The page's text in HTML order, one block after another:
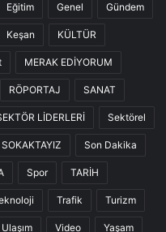
Eğitim Genel Gündem
Keşan KÜLTÜR
MERAK EDİYORUM
RÖPORTAJ SANAT
LİDERLERİ Sektörel
SOKAKTAYIZ Son Dakika
Spor TARİH
Trafik Turizm
Ulaşım Video Yaşam